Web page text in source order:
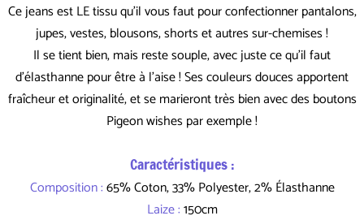
Ce jeans est LE tissu qu'il vous faut pour confectionner pantalons,
jupes, vestes, blousons, shorts et autres sur-chemises !
Il se tient bien, mais reste souple, avec juste ce qu'il faut
d'élasthanne pour être à l'aise ! Ses couleurs douces apportent
fraîcheur et originalité, et se marieront très bien avec des boutons
Pigeon wishes par exemple !
Caractéristiques :
Composition :65% Coton, 33% Polyester, 2% Élasthanne
Laize :150cm